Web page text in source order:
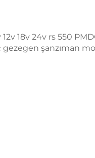
18v 24v rs 550
şanzıman